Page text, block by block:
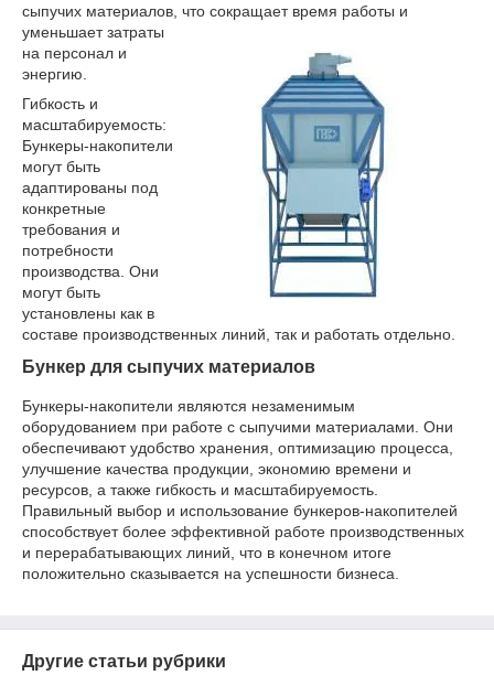
сыпучих материалов, что сокращает время работы и
уменьшает затраты
на персонал и
энергию.
Гибкость и
масштабируемость:
Бункеры-накопители
могут быть
адаптированы под
конкретные
требования и
потребности
производства. Они
могут быть
установлены как в
составе производственных линий, так и работать отдельно.
Бункер для сыпучих материалов
Бункеры-накопители являются незаменимым
оборудованием при работе с сыпучими материалами. Они
обеспечивают удобство хранения, оптимизацию процесса,
улучшение качества продукции, экономию времени и
ресурсов, а также гибкость и масштабируемость.
Правильный выбор и использование бункеров-накопителей
способствует более эффективной работе производственных
и перерабатывающих линий, что в конечном итоге
положительно сказывается на успешности бизнеса.
Другие статьи рубрики